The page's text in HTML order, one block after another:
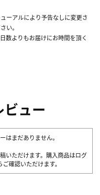
ーアルにより予告なしに変更さ
い。
数よりもお届けにお時間を頂く
ビュー
はまだありません。
いただけます。購入商品はログ
ご確認いただけます。